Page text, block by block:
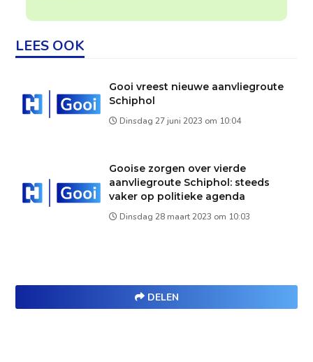
LEES OOK
Gooi vreest nieuwe aanvliegroute
Schiphol
Dinsdag 27 juni 2023 om 10:04
Gooise zorgen over vierde
aanvliegroute Schiphol: steeds
vaker op politieke agenda
Dinsdag 28 maart 2023 om 10:03
DELEN